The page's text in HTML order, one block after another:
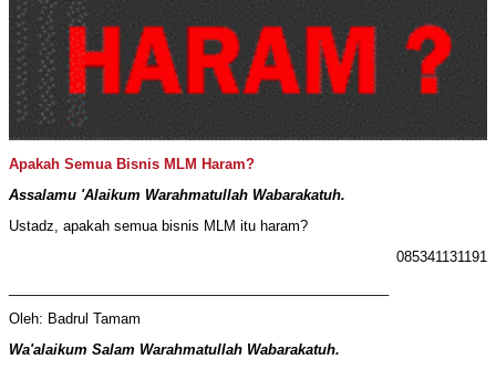
Apakah Semua Bisnis MLM Haram?
Assalamu 'Alaikum Warahmatullah Wabarakatuh.
Ustadz, apakah semua bisnis MLM itu haram?
085341131191
Oleh: Badrul Tamam
Wa'alaikum Salam Warahmatullah Wabarakatuh.